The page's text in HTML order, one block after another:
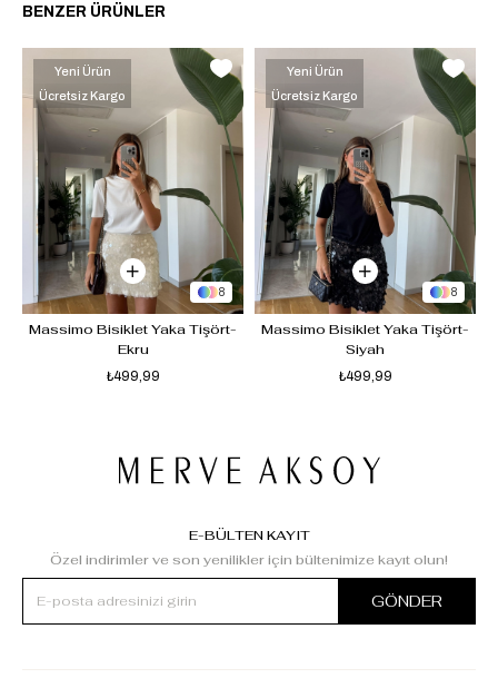
BENZER ÜRÜNLER
8
Massimo Bisiklet Yaka Tişört-
Ekru
₺499,99
Yeni Ürün
Ücretsiz Kargo
8
Massimo Bisiklet Yaka Tişört-
Siyah
₺499,99
Yeni Ürün
Ücretsiz Kargo
E-BÜLTEN KAYIT
Özel indirimler ve son yenilikler için bültenimize kayıt olun!
GÖNDER